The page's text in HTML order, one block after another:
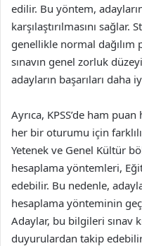
edilir. Bu yöntem,
karşılaştırılmasını sağlar.
genellikle normal dağılım
sınavın genel zorluk
adayların başarıları
Ayrıca, KPSS’de ham
her bir oturumu için
Yetenek ve Genel Kültür
hesaplama yöntemleri,
edebilir. Bu nedenle,
hesaplama yönteminin
Adaylar, bu bilgileri sınav
duyurulardan takip